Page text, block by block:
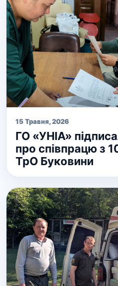
15 Травня, 2026
ГО «УНІА»
про співпрацю з
ТрО Буковини